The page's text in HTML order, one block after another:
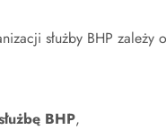
służby BHP
BHP,